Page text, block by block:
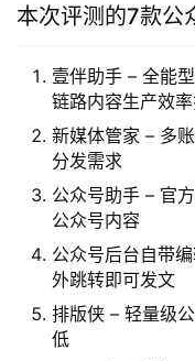
本次评测的7款公
壹伴助手 – 全能
链路内容生产效
新媒体管家 – 多
分发需求
公众号助手 – 官
公众号内容
公众号后台自带
外跳转即可发文
排版侠 – 轻量级
低